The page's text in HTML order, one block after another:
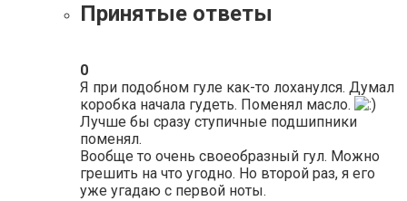
Принятые ответы
0
Я при подобном гуле как-то лоханулся. Думал
коробка начала гудеть. Поменял масло.
Лучше бы сразу ступичные подшипники
поменял.
Вообще то очень своеобразный гул. Можно
грешить на что угодно. Но второй раз, я его
уже угадаю с первой ноты.